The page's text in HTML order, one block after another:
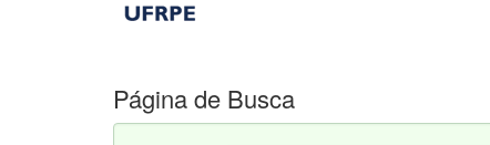
Página de Busca